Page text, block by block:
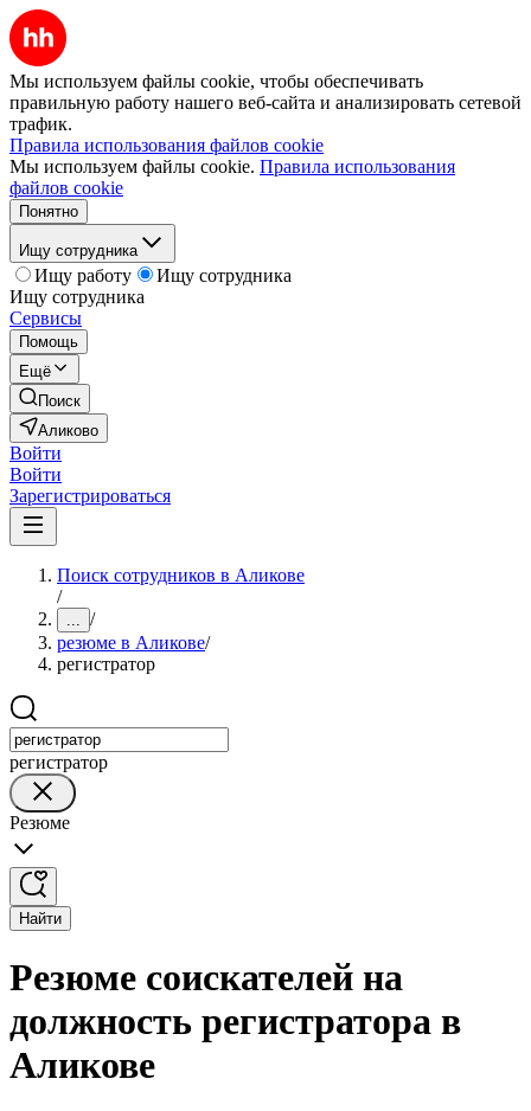
Мы используем файлы cookie, чтобы обеспечивать
правильную работу нашего веб-сайта и анализировать сетевой
трафик.
Правила использования файлов cookie
Мы используем файлы cookie. Правила использования
файлов cookie
Понятно
Ищу сотрудника
Ищу работу
Ищу сотрудника
Ищу сотрудника
Сервисы
Помощь
Ещё
Поиск
Аликово
Войти
Войти
Зарегистрироваться
Поиск сотрудников в Аликове
/
... /
резюме в Аликове/
регистратор
регистратор
Резюме
Найти
Резюме соискателей на
должность регистратора в
Аликове